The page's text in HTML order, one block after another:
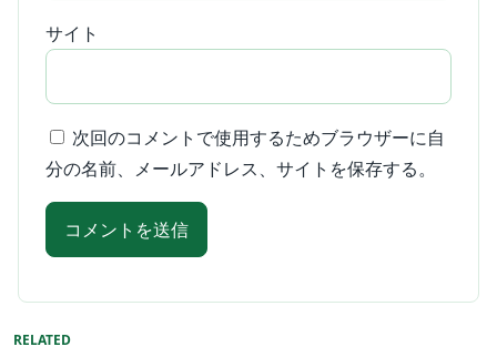
サイト
次回のコメントで使用するためブラウザーに自
分の名前、メールアドレス、サイトを保存する。
RELATED